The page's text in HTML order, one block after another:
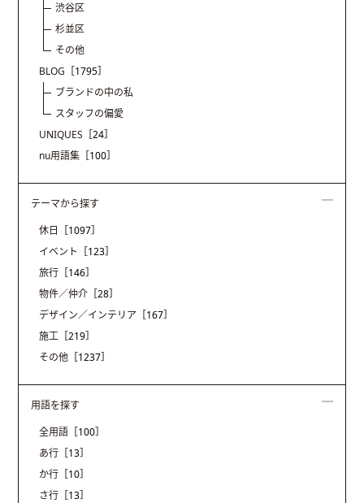
渋谷区
杉並区
その他
BLOG ［1795］
ブランドの中の私
スタッフの偏愛
UNIQUES ［24］
nu用語集 ［100］
テーマから探す
休日
［1097］
イベント
［123］
旅行 ［146］
物件／仲介 ［28］
デザイン／インテリア ［167］
施工 ［219］
その他 ［1237］
用語を探す
全用語 ［100］
あ行 ［13］
か行 ［10］
さ行 ［13］